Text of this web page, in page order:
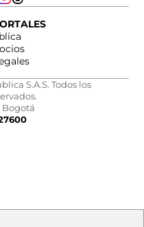
S.A.S. Todos los
Bogotá